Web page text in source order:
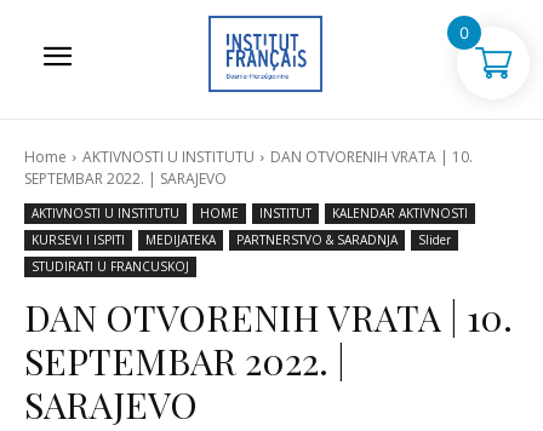
Home AKTIVNOSTI U INSTITUTU
DAN OTVORENIH VRATA | 10.
SEPTEMBAR 2022. | SARAJEVO
AKTIVNOSTI U INSTITUTU HOME INSTITUT
KALENDAR AKTIVNOSTI
KURSEVI I ISPITI
MEDIJATEKA PARTNERSTVO & SARADNJA
Slider
STUDIRATI U FRANCUSKOJ
DAN OTVORENIH VRATA | 10.
SEPTEMBAR 2022. |
SARAJEVO
0